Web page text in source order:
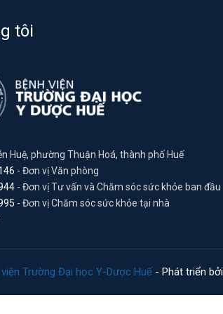
tôi
Huệ, phường Thuận Hoá, thành phố Huế
- Đơn vị Văn phòng
- Đơn vị Tư vấn và Chăm sóc sức khỏe ban đầu
- Đơn vị Chăm sóc sức khỏe tại nhà
Trường Đại học Y-Dược Huế - Phát triển bởi